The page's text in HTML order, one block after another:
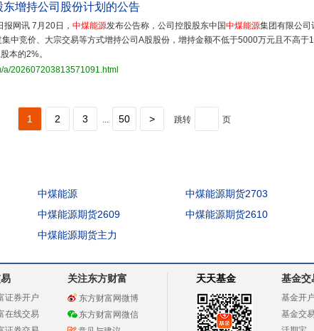
东增持公司股份计划的公告
报网讯 7月20日， 中煤能源发布公告称，公司控股股东中国中煤能源集团有限公司
中竞价、大宗交易等方式增持公司A股股份，增持金额不低于5000万元且不高于
本的2%。
a/202607203813571091.html
1 2 3 ... 50 > 跳转 页
中煤能源
中煤能源期货2703
中煤能源期货2609
中煤能源期货2610
中煤能源期货主力
证券开户
在线交易
关注东方财富
东方财富网微博
东方财富网微信
天天基金 基金交
基金开户
基金交易